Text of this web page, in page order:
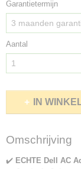
Garantietermijn
Aantal
IN
Omschrijving
✔️ ECHTE Dell AC